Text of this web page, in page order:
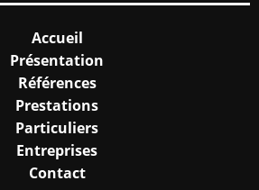
Accueil
Présentation
Références
Prestations
Particuliers
Entreprises
Contact